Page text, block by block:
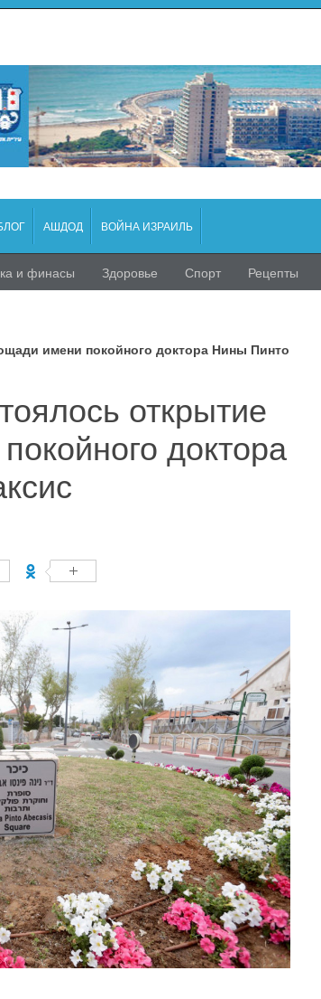
АШДОД ВОЙНА ИЗРАИЛЬ
и финасы Здоровье Спорт Рецепты
имени покойного доктора Нины Пинто
открытие
доктора